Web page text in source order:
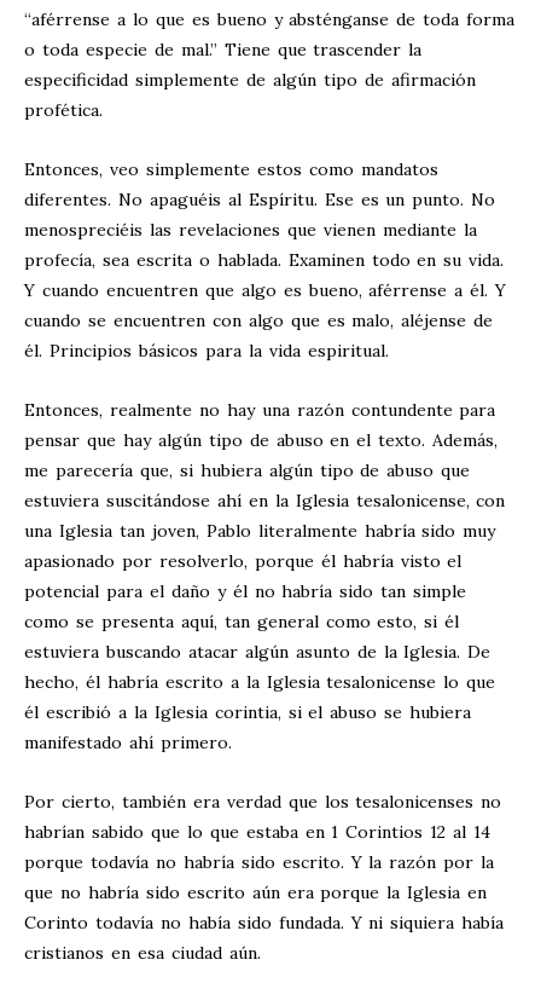
“aférrense a lo que es bueno y absténganse de toda forma
o toda especie de mal.” Tiene que trascender la
especificidad simplemente de algún tipo de afirmación
profética.
Entonces, veo simplemente estos como mandatos
diferentes. No apaguéis al Espíritu. Ese es un punto. No
menospreciéis las revelaciones que vienen mediante la
profecía, sea escrita o hablada. Examinen todo en su vida.
Y cuando encuentren que algo es bueno, aférrense a él. Y
cuando se encuentren con algo que es malo, aléjense de
él. Principios básicos para la vida espiritual.
Entonces, realmente no hay una razón contundente para
pensar que hay algún tipo de abuso en el texto. Además,
me parecería que, si hubiera algún tipo de abuso que
estuviera suscitándose ahí en la Iglesia tesalonicense, con
una Iglesia tan joven, Pablo literalmente habría sido muy
apasionado por resolverlo, porque él habría visto el
potencial para el daño y él no habría sido tan simple
como se presenta aquí, tan general como esto, si él
estuviera buscando atacar algún asunto de la Iglesia. De
hecho, él habría escrito a la Iglesia tesalonicense lo que
él escribió a la Iglesia corintia, si el abuso se hubiera
manifestado ahí primero.
Por cierto, también era verdad que los tesalonicenses no
habrían sabido que lo que estaba en 1 Corintios 12 al 14
porque todavía no habría sido escrito. Y la razón por la
que no habría sido escrito aún era porque la Iglesia en
Corinto todavía no había sido fundada. Y ni siquiera había
cristianos en esa ciudad aún.